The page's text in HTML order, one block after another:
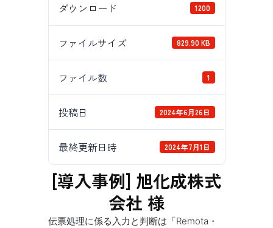
ダウンロード 1200
ファイルサイズ 829.90 KB
ファイル数 1
投稿日 2024年6月26日
最終更新日時 2024年7月1日
[導入事例] 旭化成株式
会社 様
伝票処理に係る入力と判断は「Remota・